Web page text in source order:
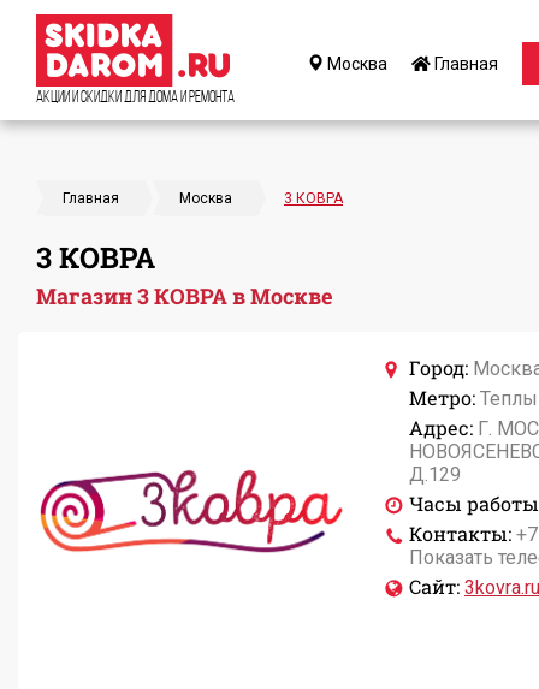
Акции и Скидки для дома и ремонта
Москва Главная
Главная Москва 3 КОВРА
3 КОВРА
Магазин 3 КОВРА в Москве
Город:
Метро:
Адрес: Г.
Д.129
Часы
Контакты:
Показать
Сайт: 3kovra.ru